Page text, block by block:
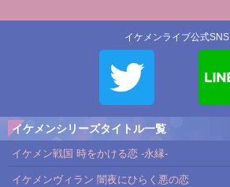
イケメンライブ公式SNS
イケメンシリーズタイトル一覧
イケメン戦国 時をかける恋 -永縁-
イケメンヴィラン 闇夜にひらく悪の恋